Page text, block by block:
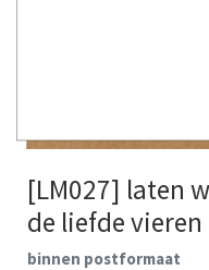
[LM027] laten
de liefde vieren
binnen postformaat